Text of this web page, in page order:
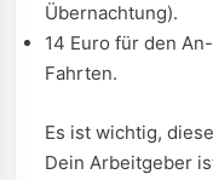
Übernachtung).
14 Euro für den
Fahrten.
Es ist wichtig,
Dein Arbeitgeber